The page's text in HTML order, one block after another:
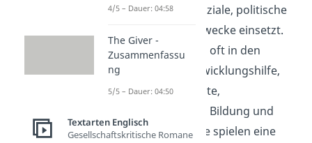
und sich für soziale, politische
oder Umweltzwecke einsetzt.
NGOs arbeiten oft in den
Bereichen Entwicklungshilfe,
Menschenrechte,
Umweltschutz, Bildung und
Gesundheit. Sie spielen eine
4/5 – Dauer: 04:58
The Giver -
Zusammenfassu
ng
5/5 – Dauer: 04:50
Textarten Englisch
Gesellschaftskritische Romane